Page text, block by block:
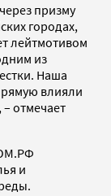
призму
городах,
лейтмотивом
из
Наша
влияли
отмечает
и